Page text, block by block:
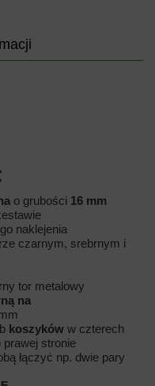
o grubości 16 mm
naklejenia
czarnym, srebrnym i
tor metalowy
na
koszyków w czterech
prawej stronie
łączyć np. dwie pary